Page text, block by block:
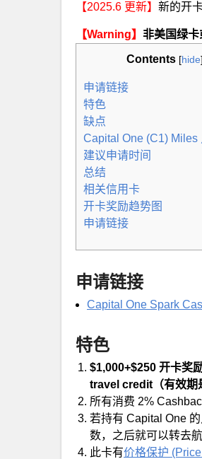
【2025.6 更新】 新的开
【Warning】 非美国绿
Contents [hide]
申请链接
特色
缺点
Capital One (C1) Miles
建议申请时间
总结
相关信用卡
开卡奖励趋势图
申请链接
申请链接
Capital One Spark
特色
$1,000+$250 开卡奖
travel credit（有效期
所有消费 2%
若持有 Capital One
数，之后就可以转去
此卡有价格保护